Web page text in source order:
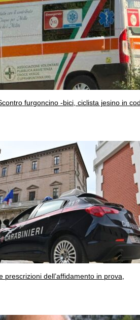
furgoncino -bici, ciclista jesino in
prescrizioni dell’affidamento in prova,